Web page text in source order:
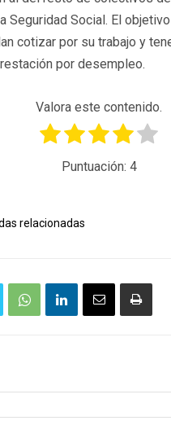
Seguridad Social. El
cotizar por su trabajo y
por desempleo.
Valora este contenido.
Puntuación: 4
relacionadas